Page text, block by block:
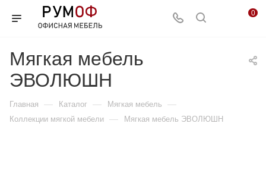
0
Мягкая мебель
ЭВОЛЮШН
Главная — Каталог — Мягкая мебель —
Коллекции мягкой мебели — Мягкая мебель ЭВОЛЮШН